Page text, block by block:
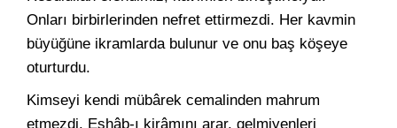
Onları birbirlerinden nefret ettirmezdi. Her kavmin
büyüğüne ikramlarda bulunur ve onu baş köşeye
oturturdu.
Kimseyi kendi mübârek cemalinden mahrum
etmezdi. Eshâb-ı kirâmını arar, gelmiyenleri